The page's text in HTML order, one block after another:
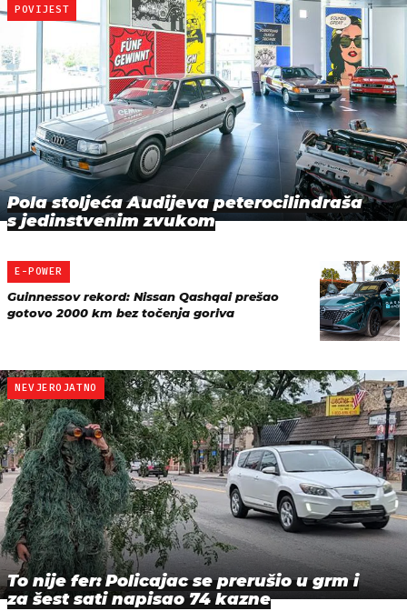
POVIJEST
Pola stoljeća Audijeva peterocilindraša
s jedinstvenim zvukom
E-POWER
Guinnessov rekord: Nissan Qashqai prešao
gotovo 2000 km bez točenja goriva
NEVJEROJATNO
To nije fer: Policajac se prerušio u grm i
za šest sati napisao 74 kazne